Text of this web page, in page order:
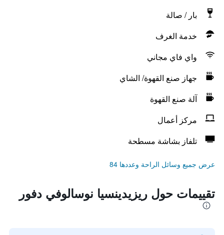
بار / صالة
خدمة الغرف
واي فاي مجاني
جهاز صنع القهوة/ الشاي
آلة صنع القهوة
مركز أعمال
تلفاز بشاشة مسطحة
عرض جميع وسائل الراحة وعددها 84
تقييمات حول ريزيدينسيا نوسالوفي دفور